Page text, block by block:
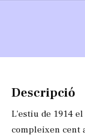
Descripció
L'estiu de 1914
compleixen cent